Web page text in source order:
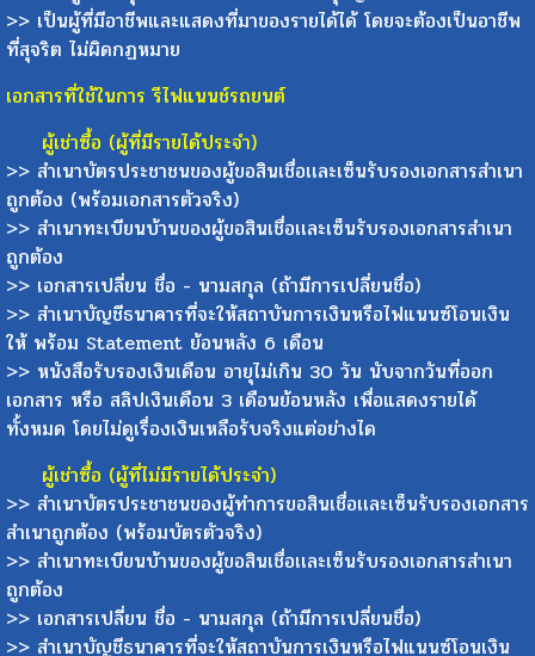
>> เป็นผู้ที่มีอาชีพและแสดงที่มาของรายได้ได้ โดยจะต้องเป็นอาชีพ
ที่สุจริต ไม่ผิดกฏหมาย
เอกสารที่ใช้ในการ รีไฟแนนช์รถยนต์
ผู้เช่าซื้อ (ผู้ที่มีรายได้ประจำ)
>> สำเนาบัตรประชาชนของผู้ขอสินเชื่อเเละเซ็นรับรองเอกสารสำเนา
ถูกต้อง (พร้อมเอกสารตัวจริง)
>> สำเนาทะเบียนบ้านของผู้ขอสินเชื่อเเละเซ็นรับรองเอกสารสำเนา
ถูกต้อง
>> เอกสารเปลี่ยน ชื่อ - นามสกุล (ถ้ามีการเปลี่ยนชื่อ)
>> สำเนาบัญชีธนาคารที่จะให้สถาบันการเงินหรือไฟแนนซ์โอนเงิน
ให้ พร้อม Statement ย้อนหลัง 6 เดือน
>> หนังสือรับรองเงินเดือน อายุไม่เกิน 30 วัน นับจากวันที่ออก
เอกสาร หรือ สลิปเงินเดือน 3 เดือนย้อนหลัง เพื่อแสดงรายได้
ทั้งหมด โดยไม่ดูเรื่องเงินเหลือรับจริงแต่อย่างได
ผู้เช่าซื้อ (ผู้ที่ไม่มีรายได้ประจำ)
>> สำเนาบัตรประชาชนของผู้ทำการขอสินเชื่อเเละเซ็นรับรองเอกสาร
สำเนาถูกต้อง (พร้อมบัตรตัวจริง)
>> สำเนาทะเบียนบ้านของผู้ขอสินเชื่อเเละเซ็นรับรองเอกสารสำเนา
ถูกต้อง
>> เอกสารเปลี่ยน ชื่อ - นามสกุล (ถ้ามีการเปลี่ยนชื่อ)
>> สำเนาบัญชีธนาคารที่จะให้สถาบันการเงินหรือไฟแนนซ์โอนเงิน